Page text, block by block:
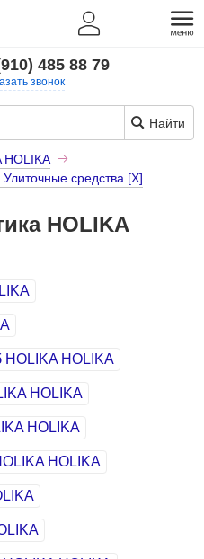
485 88 79
звонок
Найти
HOLIKA
средства [X]
HOLIKA
HOLIKA HOLIKA
HOLIKA
HOLIKA
HOLIKA